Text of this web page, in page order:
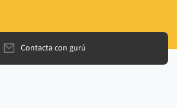
Contacta con gurú